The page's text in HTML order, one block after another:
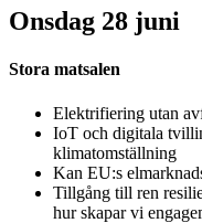
Onsdag 28 juni
Stora matsalen
Elektrifiering utan
IoT och digitala
klimatomställning
Kan EU:s
Tillgång till ren
hur skapar vi